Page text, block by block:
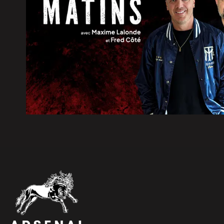
4 août 2026| Km 97 de la route 155 :
4 août 2026|La route 25 est ouverte